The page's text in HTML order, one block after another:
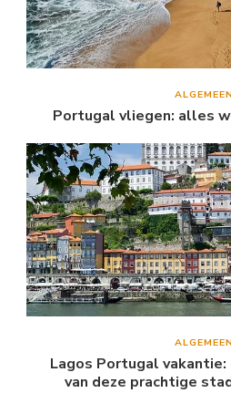
ALGEMEEN
Portugal vliegen: alles
ALGEMEEN
Lagos Portugal
van deze prachtige